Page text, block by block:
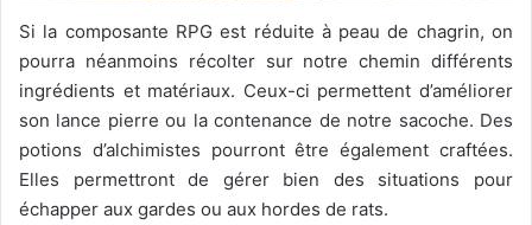
Si la composante RPG est réduite à peau de chagrin, on
pourra néanmoins récolter sur notre chemin différents
ingrédients et matériaux. Ceux-ci permettent d’améliorer
son lance pierre ou la contenance de notre sacoche. Des
potions d’alchimistes pourront être également craftées.
Elles permettront de gérer bien des situations pour
échapper aux gardes ou aux hordes de rats.